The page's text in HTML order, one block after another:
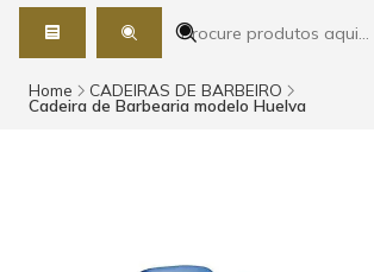
Home CADEIRAS DE BARBEIRO
Cadeira de Barbearia modelo Huelva